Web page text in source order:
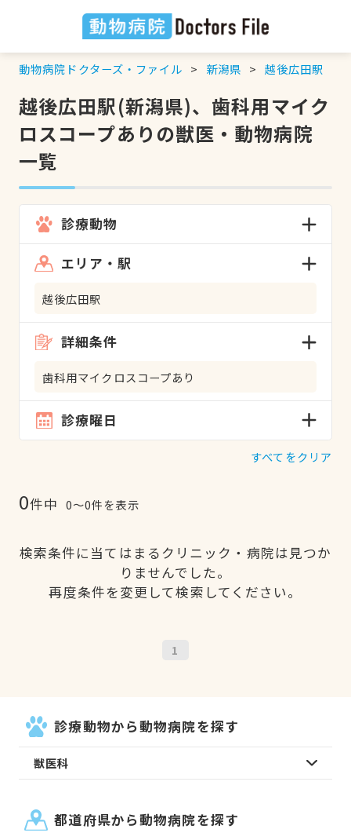
動物病院ドクターズ・ファイル 新潟県 越後広田駅
越後広田駅(新潟県)、歯科用マイク
ロスコープありの獣医・動物病院
一覧
診療動物
エリア・駅
越後広田駅
詳細条件
歯科用マイクロスコープあり
診療曜日
すべてをクリア
0件中 0〜0件を表示
検索条件に当てはまるクリニック・病院は見つか
りませんでした。
再度条件を変更して検索してください。
1
診療動物から動物病院を探す
獣医科
都道府県から動物病院を探す